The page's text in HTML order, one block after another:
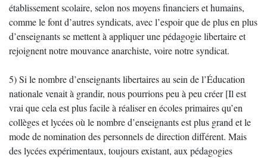
établissement scolaire, selon nos moyens financiers et humains,
comme le font d’autres syndicats, avec l’espoir que de plus en plus
d’enseignants se mettent à appliquer une pédagogie libertaire et
rejoignent notre mouvance anarchiste, voire notre syndicat.
5) Si le nombre d’enseignants libertaires au sein de l’Éducation
nationale venait à grandir, nous pourrions peu à peu créer [Il est
vrai que cela est plus facile à réaliser en écoles primaires qu’en
collèges et lycées où le nombre d’enseignants est plus grand et le
mode de nomination des personnels de direction différent. Mais
des lycées expérimentaux, toujours existant, aux pédagogies